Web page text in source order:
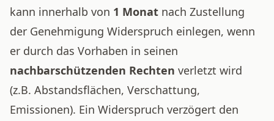
kann innerhalb von 1 Monat nach Zustellung
der Genehmigung Widerspruch einlegen, wenn
er durch das Vorhaben in seinen
nachbarschützenden Rechten verletzt wird
(z.B. Abstandsflächen, Verschattung,
Emissionen). Ein Widerspruch verzögert den